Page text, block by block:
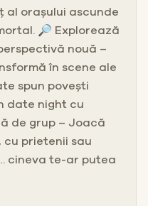
al orașului ascunde
🔎 Explorează
nouă –
în scene ale
spun povești
date night cu
de grup – Joacă
prietenii sau
cineva te-ar putea